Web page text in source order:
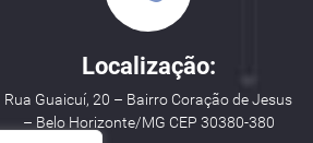
Localização:
Rua Guaicuí, 20 – Bairro Coração de Jesus
– Belo Horizonte/MG CEP 30380-380